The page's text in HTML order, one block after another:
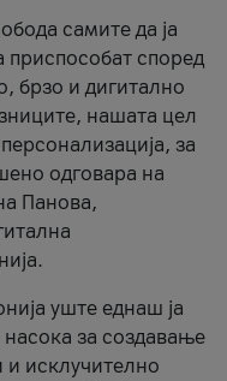
самите да ја
приспособат според
брзо и дигитално
нашата цел
за
одговара на
Панова,
уште еднаш ја
насока за создавање
исклучително